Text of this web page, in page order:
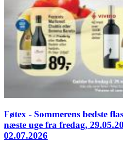
Føtex - Sommerens bedste
næste uge fra fredag,
02.07.2026